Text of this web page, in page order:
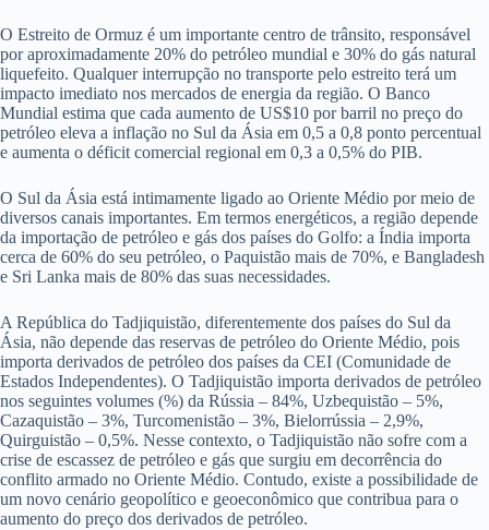
O Estreito de Ormuz é um importante centro de trânsito, responsável
por aproximadamente 20% do petróleo mundial e 30% do gás natural
liquefeito. Qualquer interrupção no transporte pelo estreito terá um
impacto imediato nos mercados de energia da região. O Banco
Mundial estima que cada aumento de US$10 por barril no preço do
petróleo eleva a inflação no Sul da Ásia em 0,5 a 0,8 ponto percentual
e aumenta o déficit comercial regional em 0,3 a 0,5% do PIB.
O Sul da Ásia está intimamente ligado ao Oriente Médio por meio de
diversos canais importantes. Em termos energéticos, a região depende
da importação de petróleo e gás dos países do Golfo: a Índia importa
cerca de 60% do seu petróleo, o Paquistão mais de 70%, e Bangladesh
e Sri Lanka mais de 80% das suas necessidades.
A República do Tadjiquistão, diferentemente dos países do Sul da
Ásia, não depende das reservas de petróleo do Oriente Médio, pois
importa derivados de petróleo dos países da CEI (Comunidade de
Estados Independentes). O Tadjiquistão importa derivados de petróleo
nos seguintes volumes (%) da Rússia – 84%, Uzbequistão – 5%,
Cazaquistão – 3%, Turcomenistão – 3%, Bielorrússia – 2,9%,
Quirguistão – 0,5%. Nesse contexto, o Tadjiquistão não sofre com a
crise de escassez de petróleo e gás que surgiu em decorrência do
conflito armado no Oriente Médio. Contudo, existe a possibilidade de
um novo cenário geopolítico e geoeconômico que contribua para o
aumento do preço dos derivados de petróleo.